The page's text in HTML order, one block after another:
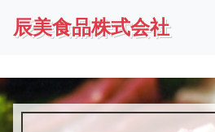
辰美食品株式会社